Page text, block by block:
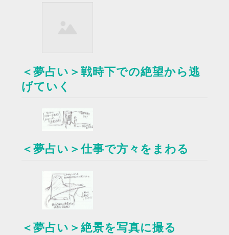
＜夢占い＞戦時下での絶望から逃
げていく
＜夢占い＞仕事で方々をまわる
＜夢占い＞絶景を写真に撮る